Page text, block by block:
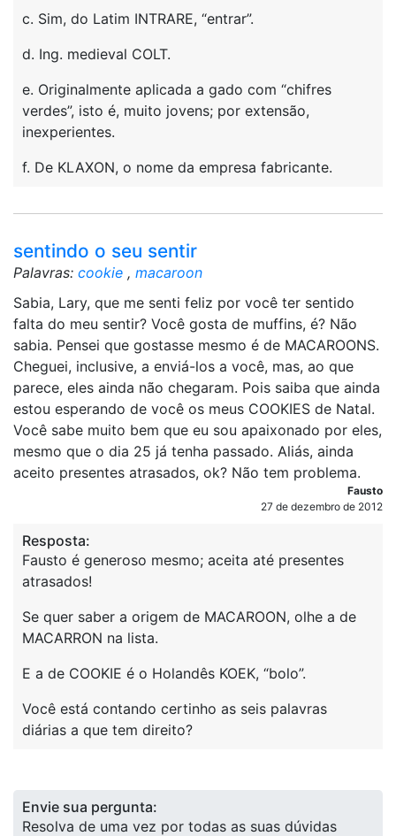
c. Sim, do Latim INTRARE, “entrar”.
d. Ing. medieval COLT.
e. Originalmente aplicada a gado com “chifres
verdes”, isto é, muito jovens; por extensão,
inexperientes.
f. De KLAXON, o nome da empresa fabricante.
sentindo o seu sentir
Palavras: cookie , macaroon
Sabia, Lary, que me senti feliz por você ter sentido
falta do meu sentir? Você gosta de muffins, é? Não
sabia. Pensei que gostasse mesmo é de MACAROONS.
Cheguei, inclusive, a enviá-los a você, mas, ao que
parece, eles ainda não chegaram. Pois saiba que ainda
estou esperando de você os meus COOKIES de Natal.
Você sabe muito bem que eu sou apaixonado por eles,
mesmo que o dia 25 já tenha passado. Aliás, ainda
aceito presentes atrasados, ok? Não tem problema.
Fausto
27 de dezembro de 2012
Resposta:
Fausto é generoso mesmo; aceita até presentes
atrasados!
Se quer saber a origem de MACAROON, olhe a de
MACARRON na lista.
E a de COOKIE é o Holandês KOEK, “bolo”.
Você está contando certinho as seis palavras
diárias a que tem direito?
Envie sua pergunta:
Resolva de uma vez por todas as suas dúvidas